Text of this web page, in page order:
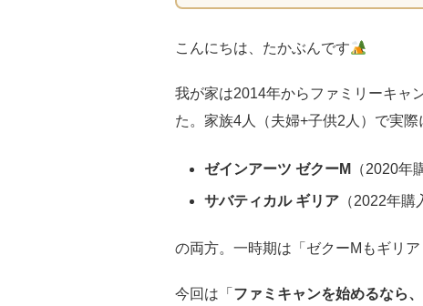
こんにちは、たかぶんです
我が家は2014年からファミリーキャ
た。家族4人（夫婦+子供2人）で実際
ゼインアーツ ゼクーM （2020年
サバティカル ギリア （2022年
の両方。一時期は「ゼクーMもギリ
今回は「 ファミキャンを始めるなら